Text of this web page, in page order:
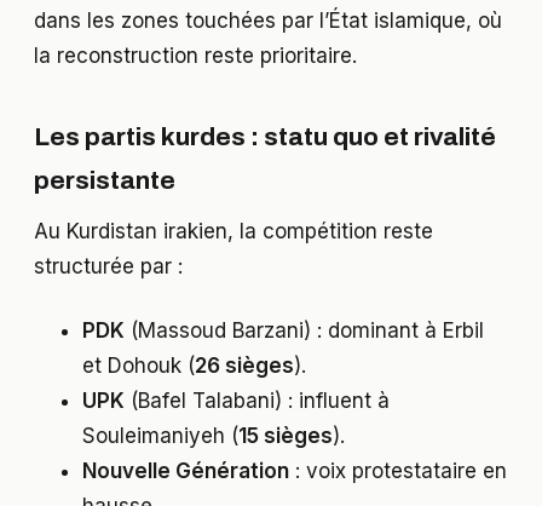
dans les zones touchées par l’État islamique, où
la reconstruction reste prioritaire.
Les partis kurdes : statu quo et rivalité
persistante
Au Kurdistan irakien, la compétition reste
structurée par :
PDK (Massoud Barzani) : dominant à Erbil
et Dohouk (26 sièges).
UPK (Bafel Talabani) : influent à
Souleimaniyeh (15 sièges).
Nouvelle Génération : voix protestataire en